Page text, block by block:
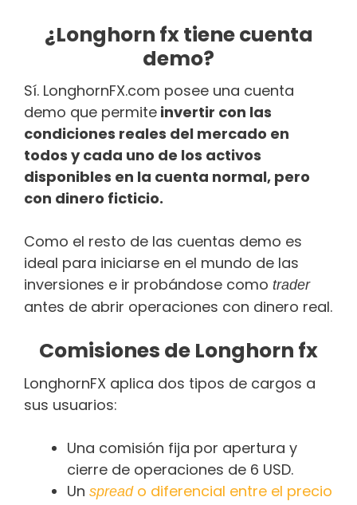
¿Longhorn fx tiene cuenta
demo?
Sí. LonghornFX.com posee una cuenta
demo que permite invertir con las
condiciones reales del mercado en
todos y cada uno de los activos
disponibles en la cuenta normal, pero
con dinero ficticio.
Como el resto de las cuentas demo es
ideal para iniciarse en el mundo de las
inversiones e ir probándose como trader
antes de abrir operaciones con dinero real.
Comisiones de Longhorn fx
LonghornFX aplica dos tipos de cargos a
sus usuarios:
Una comisión fija por apertura y
cierre de operaciones de 6 USD.
Un spread o diferencial entre el precio